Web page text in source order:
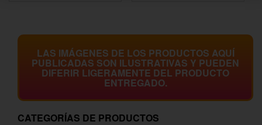
LAS IMÁGENES DE LOS PRODUCTOS AQUÍ
PUBLICADAS SON ILUSTRATIVAS Y PUEDEN
DIFERIR LIGERAMENTE DEL PRODUCTO
ENTREGADO.
CATEGORÍAS DE PRODUCTOS